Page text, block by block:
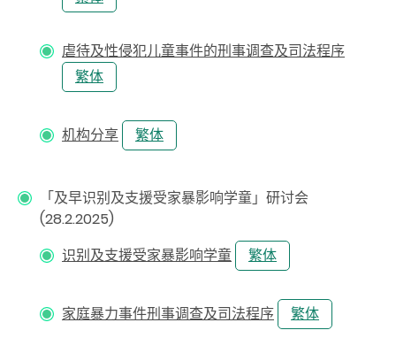
虐待及性侵犯儿童事件的刑事调查及司法程序
繁体
机构分享 繁体
「及早识别及支援受家暴影响学童」研讨会
(28.2.2025)
识别及支援受家暴影响学童
繁体
家庭暴力事件刑事调查及司法程序 繁体